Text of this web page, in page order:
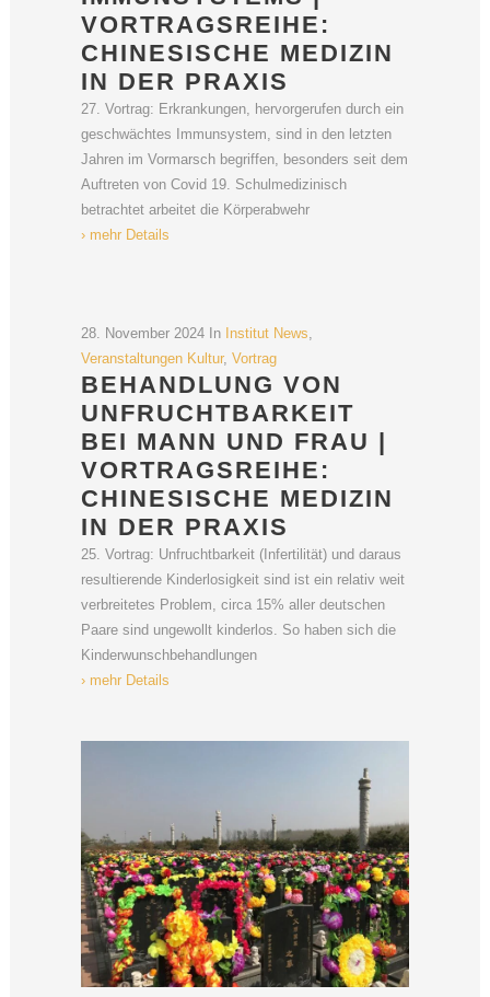
VORTRAGSREIHE:
CHINESISCHE MEDIZIN
IN DER PRAXIS
27. Vortrag: Erkrankungen, hervorgerufen durch ein
geschwächtes Immunsystem, sind in den letzten
Jahren im Vormarsch begriffen, besonders seit dem
Auftreten von Covid 19. Schulmedizinisch
betrachtet arbeitet die Körperabwehr
› mehr Details
28. November 2024 In Institut News
Veranstaltungen Kultur, Vortrag
BEHANDLUNG VON
UNFRUCHTBARKEIT
BEI MANN UND FRAU |
VORTRAGSREIHE:
CHINESISCHE MEDIZIN
IN DER PRAXIS
25. Vortrag: Unfruchtbarkeit (Infertilität) und daraus
resultierende Kinderlosigkeit sind ist ein relativ weit
verbreitetes Problem, circa 15% aller deutschen
Paare sind ungewollt kinderlos. So haben sich die
Kinderwunschbehandlungen
› mehr Details